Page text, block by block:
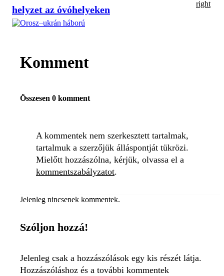
helyzet az óvóhelyeken
Komment
Összesen 0 komment
A kommentek nem szerkesztett tartalmak,
tartalmuk a szerzőjük álláspontját tükrözi.
Mielőtt hozzászólna, kérjük, olvassa el a
kommentszabályzatot.
Jelenleg nincsenek kommentek.
Szóljon hozzá!
Jelenleg csak a hozzászólások egy kis részét látja.
Hozzászóláshoz és a további kommentek